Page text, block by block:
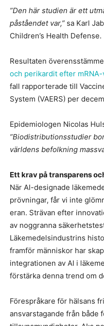
”Den här studien är ett
påståendet var,” sa Karl
Children’s Health Defense.
Resultaten
och perikardit efter
fall rapporterade till
System (VAERS) per
Epidemiologen Nicolas
”Biodistributionsstudier
världens befolkning
Ett krav på transparens
När AI-designade
prövningar, får vi inte
eran. Strävan efter
av noggranna
Läkemedelsindustrins
framför människor har
integrationen av AI i
förstärka denna trend om
Förespråkare för hälsans
ansvarstagande från både